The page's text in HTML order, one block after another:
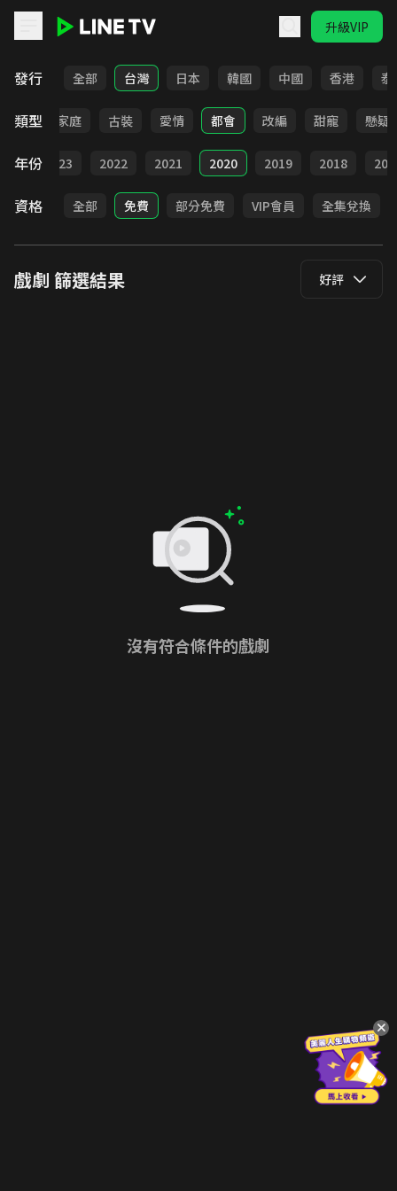
升級VIP
發行 全部 台灣 日本 韓國 中國 香港 泰
類型
校園 家庭 古裝 愛情 都會 改編 甜寵 懸疑
年份 2023 2022 2021 2020 2019 2018
資格 全部 免費 部分免費 VIP會員 全集兌換
戲劇 篩選結果 好評
沒有符合條件的戲劇